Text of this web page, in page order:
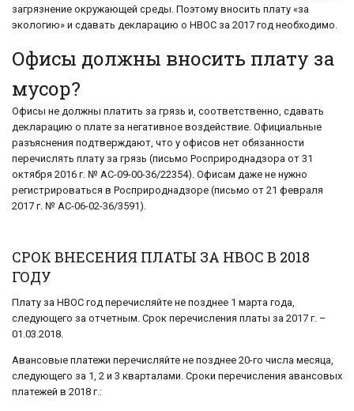
загрязнение окружающей среды. Поэтому вносить плату «за
экологию» и сдавать декларацию о НВОС за 2017 год необходимо.
Офисы должны вносить плату за
мусор?
Офисы не должны платить за грязь и, соответственно, сдавать
декларацию о плате за негативное воздействие. Официальные
разъяснения подтверждают, что у офисов нет обязанности
перечислять плату за грязь (письмо Росприроднадзора от 31
октября 2016 г. № АС-09-00-36/22354). Офисам даже не нужно
регистрироваться в Росприроднадзоре (письмо от 21 февраля
2017 г. № АС-06-02-36/3591).
СРОК ВНЕСЕНИЯ ПЛАТЫ ЗА НВОС В 2018
ГОДУ
Плату за НВОС год перечисляйте не позднее 1 марта года,
следующего за отчетным. Срок перечисления платы за 2017 г. –
01.03.2018.
Авансовые платежи перечисляйте не позднее 20-го числа месяца,
следующего за 1, 2 и 3 кварталами. Сроки перечисления авансовых
платежей в 2018 г.: